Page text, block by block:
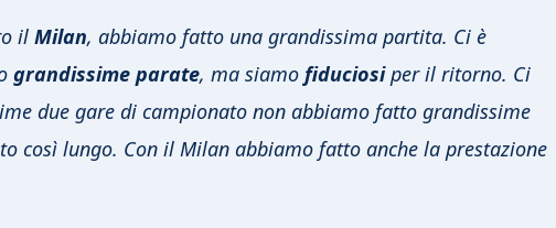
il Milan, abbiamo fatto una grandissima partita. Ci è
grandissime parate, ma siamo fiduciosiper il ritorno. Ci
due gare di campionato non abbiamo fatto grandissime
così lungo. Con il Milan abbiamo fatto anche la prestazione